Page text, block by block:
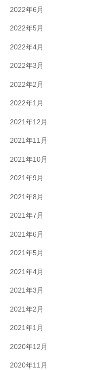
2022年6月
2022年5月
2022年4月
2022年3月
2022年2月
2022年1月
2021年12月
2021年11月
2021年10月
2021年9月
2021年8月
2021年7月
2021年6月
2021年5月
2021年4月
2021年3月
2021年2月
2021年1月
2020年12月
2020年11月